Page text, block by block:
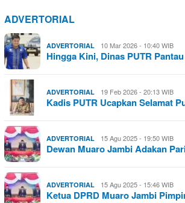
ADVERTORIAL
ADVERTORIAL 10 Mar 2026 - 10:40 WIB
Hingga Kini, Dinas PUTR
ADVERTORIAL 19 Feb 2026 - 20:13 WIB
Kadis PUTR Ucapkan Selamat
ADVERTORIAL 15 Agu 2025 - 19:50 WIB
Dewan Muaro Jambi Adakan
ADVERTORIAL 15 Agu 2025 - 15:46 WIB
Ketua DPRD Muaro Jambi